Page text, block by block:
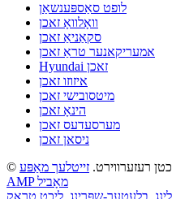
לופט סאַספּענשאַן
וואָלוואָ זאכן
סקאַניאַ זאכן
אמעריקאנער טראַ זאכן
Hyundai זאכן
איזוזו זאכן
מיטסובישי זאכן
הינאָ זאכן
מערסעדעס זאכן
ניסאן זאכן
זייטלעך מאַפּע
AMP מאָביל